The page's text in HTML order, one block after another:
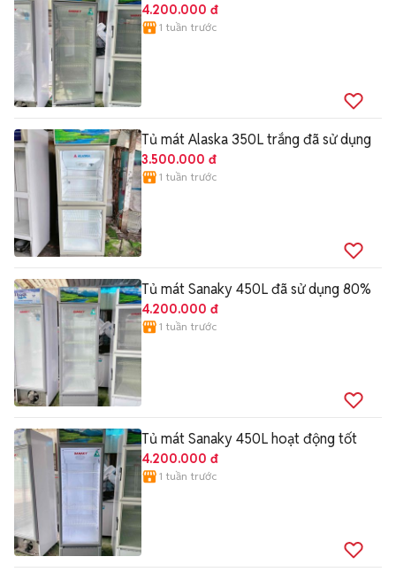
4.200.000 đ
1 tuần trước
Tủ mát Alaska 350L trắng đã sử dụng
3.500.000 đ
1 tuần trước
Tủ mát Sanaky 450L đã sử dụng 80%
4.200.000 đ
1 tuần trước
Tủ mát Sanaky 450L hoạt động tốt
4.200.000 đ
1 tuần trước